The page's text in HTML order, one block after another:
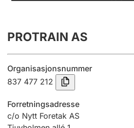
Årsregnskap
Innsending og forsinkelsesgebyr
Tinglysing
PROTRAIN AS
Organisasjonsnummer
837 477 212
Forretningsadresse
c/o Nytt Foretak AS